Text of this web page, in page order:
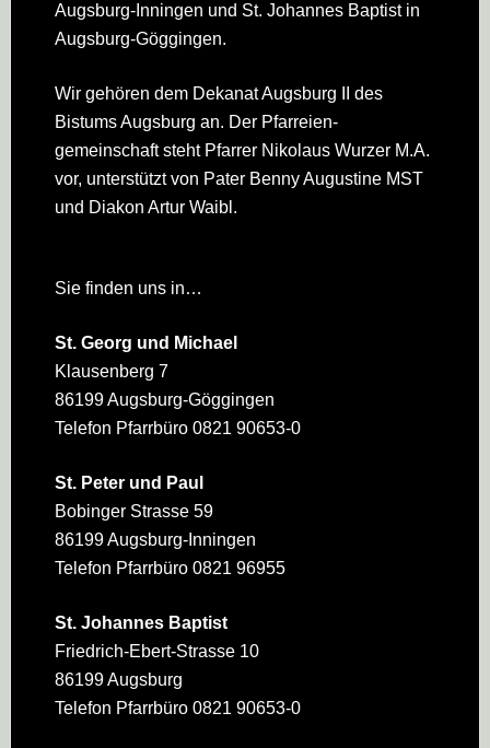
Augsburg-Inningen und St. Johannes Baptist in
Augsburg-Göggingen.
Wir gehören dem Dekanat Augsburg II des
Bistums Augsburg an. Der Pfarreien­
gemeinschaft steht Pfarrer Nikolaus Wurzer M.A.
vor, unterstützt von Pater Benny Augustine MST
und Diakon Artur Waibl.
Sie finden uns in…
St. Georg und Michael
Klausenberg 7
86199 Augsburg-Göggingen
Telefon Pfarrbüro 0821 90653-0
St. Peter und Paul
Bobinger Strasse 59
86199 Augsburg-Inningen
Telefon Pfarrbüro 0821 96955
St. Johannes Baptist
Friedrich-Ebert-Strasse 10
86199 Augsburg
Telefon Pfarrbüro 0821 90653-0